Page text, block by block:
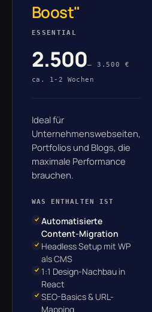
Boost"
ESSENTIAL
2.500– 3.500 €
ca. 1-2 Wochen
Ideal für
Unternehmenswebseiten,
Portfolios und Blogs, die
maximale Performance
brauchen.
WAS ENTHALTEN IST
Automatisierte
Content-Migration
Headless Setup mit WP
als CMS
1:1 Design-Nachbau in
React
SEO-Basics & URL-
Mapping